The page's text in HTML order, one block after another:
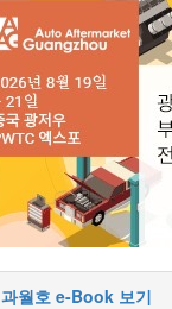
과월호 e-Book 보기